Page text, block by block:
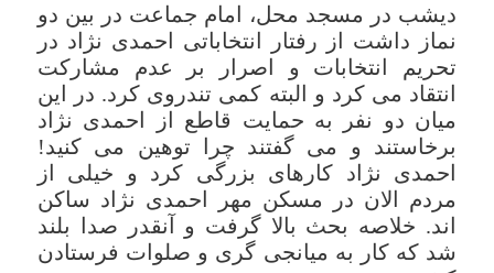
دیشب در مسجد محل، امام جماعت در بین دو
نماز داشت از رفتار انتخاباتی احمدی نژاد در
تحریم انتخابات و اصرار بر عدم مشارکت
انتقاد می کرد و البته کمی تندروی کرد. در این
میان دو نفر به حمایت قاطع از احمدی نژاد
برخاستند و می گفتند چرا توهین می کنید!
احمدی نژاد کارهای بزرگی کرد و خیلی از
مردم الان در مسکن مهر احمدی نژاد ساکن
اند. خلاصه بحث بالا گرفت و آنقدر صدا بلند
شد که کار به میانجی گری و صلوات فرستادن